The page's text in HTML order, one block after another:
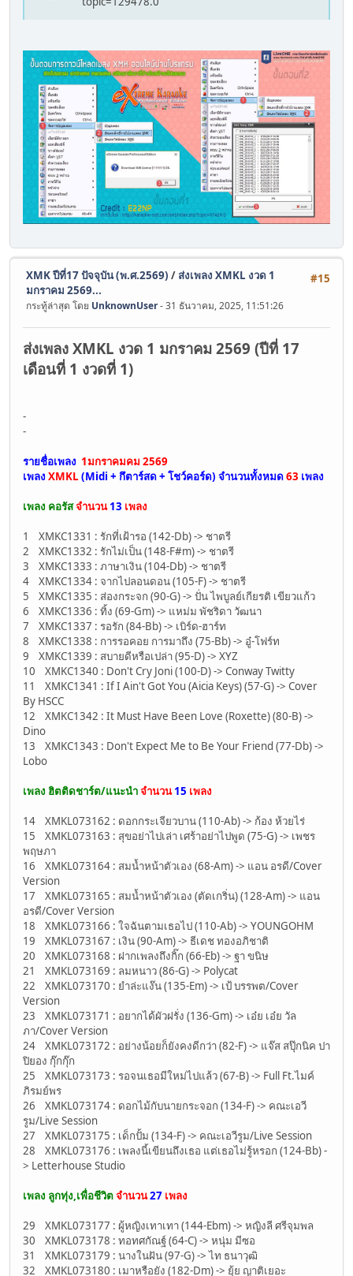
#15
XMK ปีที่17 ปัจจุบัน (พ.ศ.2569) / ส่งเพลง XMKL งวด 1
มกราคม 2569...
กระทู้ล่าสุด โดย UnknownUser- 31 ธันวาคม, 2025, 11:51:26
ส่งเพลง XMKL งวด 1 มกราคม 2569 (ปีที่ 17
เดือนที่ 1 งวดที่ 1)
-
-
รายชื่อเพลง 1มกราคมคม 2569
เพลง XMKL (Midi + กึตาร์สด + โชว์คอร์ด) จำนวนทั้งหมด63 เพลง
เพลง คอรัสจำนวน13 เพลง
1 XMKC1331 : รักที่เฝ้ารอ (142-Db) -> ชาตรี
2 XMKC1332 : รักไม่เป็น (148-F#m) -> ชาตรี
3 XMKC1333 : ภาษาเงิน (104-Db) -> ชาตรี
4 XMKC1334 : จากไปลอนดอน (105-F) -> ชาตรี
5 XMKC1335 : ส่องกระจก (90-G) -> ปั่น ไพบูลย์เกียรติ เขียวแก้ว
6 XMKC1336 : ทิ้ง (69-Gm) -> แหม่ม พัชริดา วัฒนา
7 XMKC1337 : รอรัก (84-Bb) -> เบิร์ด-ฮาร์ท
8 XMKC1338 : การรอคอย การมาถึง (75-Bb) -> อู๋-โฟร์ท
9 XMKC1339 : สบายดีหรือเปล่า (95-D) -> XYZ
10 XMKC1340 : Don't Cry Joni (100-D) -> Conway Twitty
11 XMKC1341 : If I Ain't Got You (Aicia Keys) (57-G) -> Cover
By HSCC
12 XMKC1342 : It Must Have Been Love (Roxette) (80-B) ->
Dino
13 XMKC1343 : Don't Expect Me to Be Your Friend (77-Db) ->
Lobo
เพลง ฮิตติดชาร์ต/แนะนำจำนวน15 เพลง
14 XMKL073162 : ดอกกระเจียวบาน (110-Ab) -> ก้อง ห้วยไร่
15 XMKL073163 : สุขอย่าไปเล่า เศร้าอย่าไปพูด (75-G) -> เพชร
พฤษภา
16 XMKL073164 : สมน้ำหน้าตัวเอง (68-Am) -> แอน อรดี/Cover
Version
17 XMKL073165 : สมน้ำหน้าตัวเอง (ตัดเกริ่น) (128-Am) -> แอน
อรดี/Cover Version
18 XMKL073166 : ใจฉันตามเธอไป (110-Ab) -> YOUNGOHM
19 XMKL073167 : เงิน (90-Am) -> ธีเดช ทองอภิชาติ
20 XMKL073168 : ฝากเพลงถึงกิ๊ก (66-Eb) -> ฐา ขนิษ
21 XMKL073169 : ลมหนาว (86-G) -> Polycat
22 XMKL073170 : ยำล่ะแง๊น (135-Em) -> เป้ บรรพต/Cover
Version
23 XMKL073171 : อยากได้ผัวฝรั่ง (136-Gm) -> เอ๋ย เอ๋ย วัล
ภา/Cover Version
24 XMKL073172 : อย่างน้อยก็ยังคงดีกว่า (82-F) -> แจ๊ส สปุ๊กนิค ปา
ปิยอง กุ๊กกุ๊ก
25 XMKL073173 : รอจนเธอมีใหม่ไปแล้ว (67-B) -> Full Ft.ไมค์
ภิรมย์พร
26 XMKL073174 : ดอกไม้กับนายกระจอก (134-F) -> คณะเอวี
รูม/Live Session
27 XMKL073175 : เด็กปั้ม (134-F) -> คณะเอวีรูม/Live Session
28 XMKL073176 : เพลงนี้เขียนถึงเธอ แต่เธอไม่รู้หรอก (124-Bb) -
> Letterhouse Studio
เพลง ลูกทุ่ง,เพื่อชีวิตจำนวน27 เพลง
29 XMKL073177 : ผู้หญิงเทาเทา (144-Ebm) -> หญิงลี ศรีจุมพล
30 XMKL073178 : ทอทศกัณฐ์ (64-C) -> หนุ่ม มีซอ
31 XMKL073179 : นางในฝัน (97-G) -> ไท ธนาวุฒิ
32 XMKL073180 : เมาหรือยัง (182-Dm) -> ยุ้ย ญาติเยอะ